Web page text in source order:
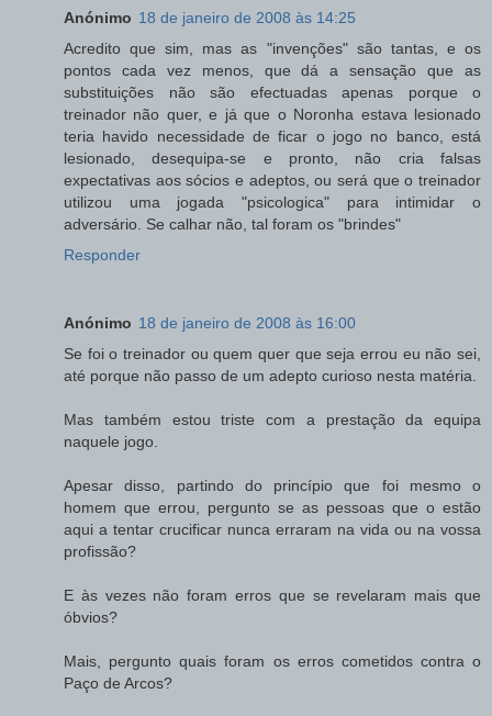
Anónimo 18 de janeiro de 2008 às 14:25
Acredito que sim, mas as "invenções" são tantas, e os
pontos cada vez menos, que dá a sensação que as
substituições não são efectuadas apenas porque o
treinador não quer, e já que o Noronha estava lesionado
teria havido necessidade de ficar o jogo no banco, está
lesionado, desequipa-se e pronto, não cria falsas
expectativas aos sócios e adeptos, ou será que o treinador
utilizou uma jogada "psicologica" para intimidar o
adversário. Se calhar não, tal foram os "brindes"
Responder
Anónimo 18 de janeiro de 2008 às 16:00
Se foi o treinador ou quem quer que seja errou eu não sei,
até porque não passo de um adepto curioso nesta matéria.
Mas também estou triste com a prestação da equipa
naquele jogo.
Apesar disso, partindo do princípio que foi mesmo o
homem que errou, pergunto se as pessoas que o estão
aqui a tentar crucificar nunca erraram na vida ou na vossa
profissão?
E às vezes não foram erros que se revelaram mais que
óbvios?
Mais, pergunto quais foram os erros cometidos contra o
Paço de Arcos?